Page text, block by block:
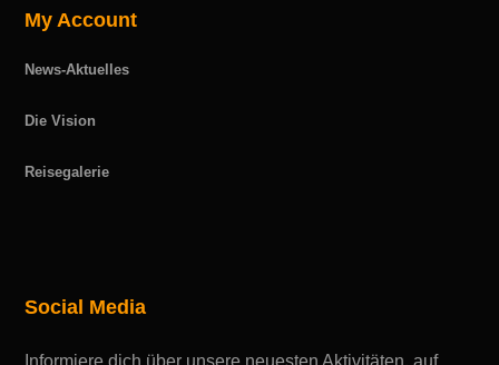
My Account
News-Aktuelles
Die Vision
Reisegalerie
Social Media